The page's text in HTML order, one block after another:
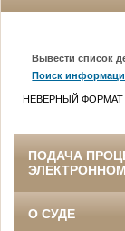
Вывести список
Поиск
НЕВЕРНЫЙ ФОРМАТ
ПОДАЧА
О СУДЕ